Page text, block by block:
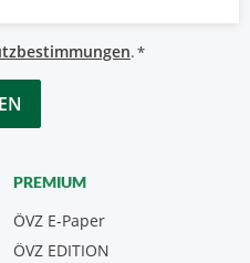
.*
PREMIUM
ÖVZ E-Paper
ÖVZ EDITION